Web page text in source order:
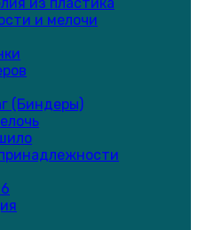
и мелочи
(Биндеры)